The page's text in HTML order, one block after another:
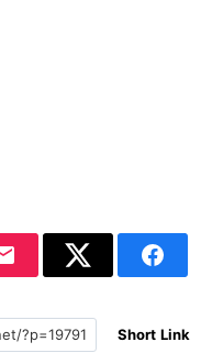
Short Link